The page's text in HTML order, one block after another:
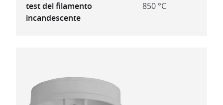
test del filamento
incandescente
850 °C